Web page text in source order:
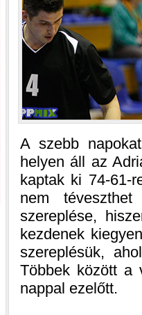
A szebb
helyen áll az
kaptak ki 74-61-
nem
szereplése,
kezdenek
szereplésük,
Többek között a
nappal ezelőtt.